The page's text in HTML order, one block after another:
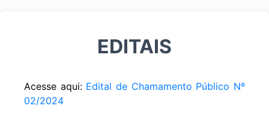
EDITAIS
Acesse aqui: Edital de Chamamento Público Nº
02/2024